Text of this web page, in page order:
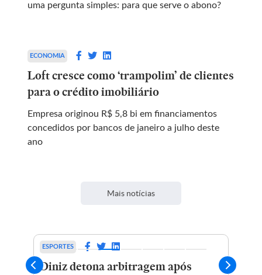
uma pergunta simples: para que serve o abono?
ECONOMIA
Loft cresce como ‘trampolim’ de clientes
para o crédito imobiliário
Empresa originou R$ 5,8 bi em financiamentos
concedidos por bancos de janeiro a julho deste
ano
Mais notícias
ESPORTES
Diniz detona arbitragem após